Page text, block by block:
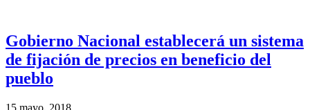
Gobierno Nacional establecerá un sistema
de fijación de precios en beneficio del
pueblo
15 mayo, 2018